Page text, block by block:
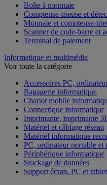
Boîte à monnaie
Compteuse-trieuse et
Monnaie et compteuse-
Scanner de code-barre et
Terminal de paiement
Informatique et multimédia
Voir toute la catégorie
Accessoires PC,
Bagagerie informatique
Chariot mobile
Connectique informatique
Imprimante, imprimante
Matériel et câblage réseau
Matériel informatique
PC, ordinateur portable et
Périphérique informatique
Stockage de données
Support écran, PC et